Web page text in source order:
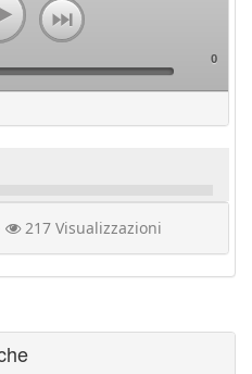
0
217 Visualizzazioni